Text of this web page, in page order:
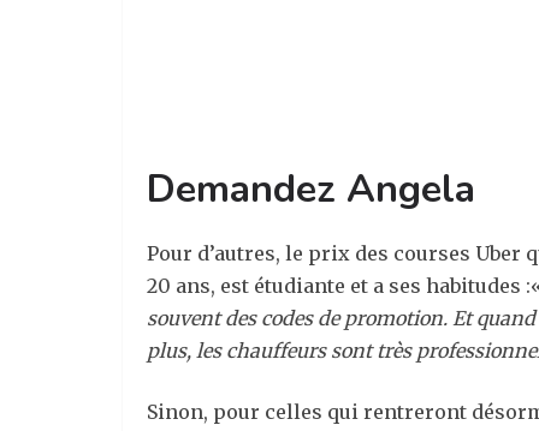
Demandez Angela
Pour d’autres, le prix des courses Uber
20 ans, est étudiante et a ses habitudes
souvent des codes de promotion. Et
plus, les chauffeurs sont très
Sinon, pour celles qui rentreront